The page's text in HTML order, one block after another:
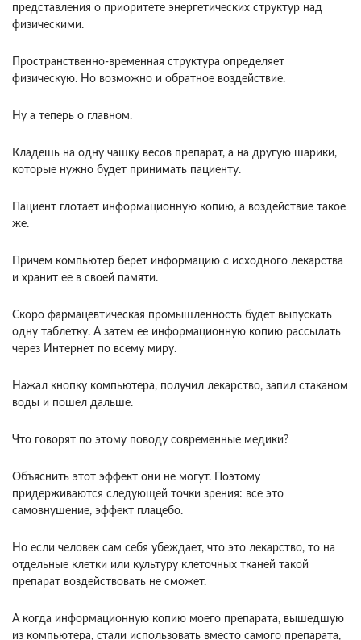
представления о приоритете энергетических структур над
физическими.
Пространственно-вре­менная структура определяет
физическую. Но возможно и обратное воздействие.
Ну а теперь о главном.
Кладешь на одну чашку весов препарат, а на другую шарики,
которые нужно будет прини­мать пациенту.
Пациент глотает информацион­ную копию, а воздействие такое
же.
Причем компьютер берет информацию с исходного ле­карства
и хранит ее в своей памяти.
Скоро фар­мацевтическая промышленность будет выпус­кать
одну таблетку. А затем ее информационную копию рассылать
через Интернет по всему миру.
Нажал кнопку компьютера, получил лекарство, запил стаканом
воды и пошел дальше.
Что говорят по этому поводу современные ме­дики?
Объяснить этот эффект они не могут. По­этому
придерживаются следующей точки зрения: все это
самовнушение, эффект плацебо.
Но если человек сам себя убеждает, что это лекарство, то на
отдельные клетки или культуру клеточных тка­ней такой
препарат воздействовать не сможет.
А когда информационную копию моего препарата, вышедшую
из компьютера, стали использовать вместо самого препарата,